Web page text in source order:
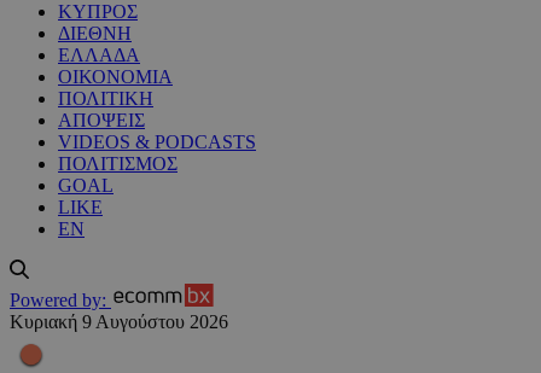
ΚΥΠΡΟΣ
ΔΙΕΘΝΗ
ΕΛΛΑΔΑ
ΟΙΚΟΝΟΜΙΑ
ΠΟΛΙΤΙΚΗ
ΑΠΟΨΕΙΣ
VIDEOS & PODCASTS
ΠΟΛΙΤΙΣΜΟΣ
GOAL
LIKE
EN
Powered by:
Κυριακή 9 Αυγούστου 2026